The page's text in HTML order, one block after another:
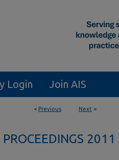
Login Join AIS
< Previous Next >
2011